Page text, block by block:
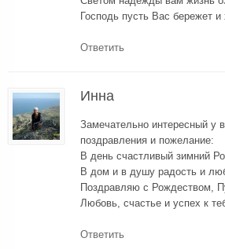
Господь пусть Вас бережет и
Ответить
Инна
Замечательно интересный у
поздравления и пожелание:
В день счастливый зимний
В дом и в душу радость и
Поздравляю с Рождеством,
Любовь, счастье и успех к
Ответить